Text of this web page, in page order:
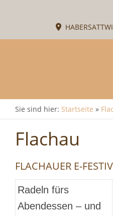
Sie sind hier: Startseite »
Flachau
FLACHAUER E-
Radeln fürs
Abendessen – und